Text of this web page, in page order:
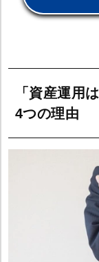
「資産運用
4つの理由